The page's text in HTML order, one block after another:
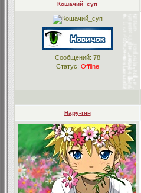
Кошачий_суп
Сообщений: 78
Статус: Offline
Нару-тян